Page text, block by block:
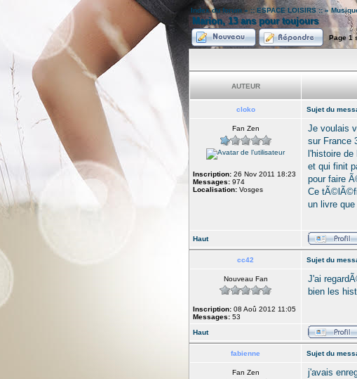
Index du forum » :: ESPACE LOISIRS ::»
Marion, 13 ans pour toujours
Page1
AUTEUR
cloko Sujet du
Fan Zen
Inscription: 26 Nov 2011 18:23
Messages: 974
Localisation: Vosges
Je voulais
sur France
l'histoire
et qui finit
pour faire
Ce
un livre
Haut
cc42 Sujet du
Nouveau Fan
Inscription: 08 Aoû 2012 11:05
Messages: 53
J'ai
bien les
Haut
fabienne Sujet du
Fan Zen
j'avais